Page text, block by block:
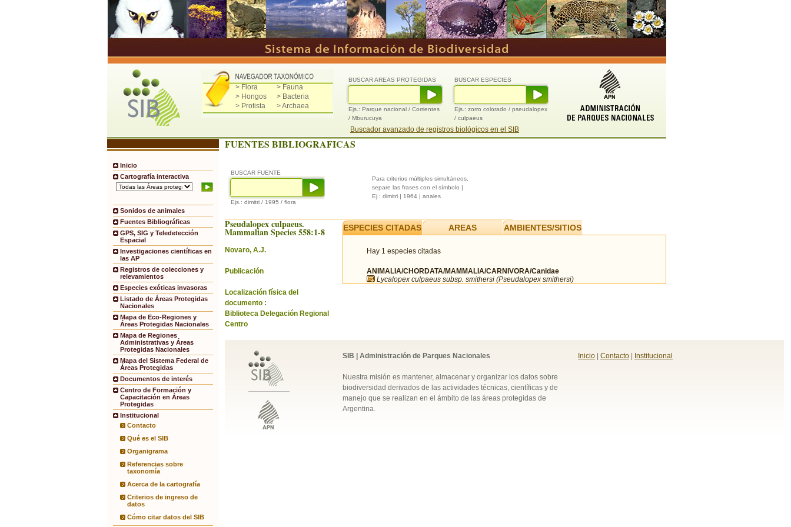
> Flora
> Fauna
> Hongos
> Bacteria
> Protista
> Archaea
BUSCAR ESPECIES
Ejs.: zorro colorado / pseudalopex
/ culpaeus
BUSCAR AREAS PROTEGIDAS
Ejs.: Parque nacional / Corrientes
/ Mburucuya
Buscador avanzado de registros biológicos en el SIB
Inicio
Cartografía interactiva
Sonidos de animales
Fuentes Bibliográficas
GPS, SIG y Teledetección
Espacial
Investigaciones científicas en
las AP
Registros de colecciones y
relevamientos
Especies exóticas invasoras
Listado de Áreas Protegidas
Nacionales
Mapa de Eco-Regiones y
Áreas Protegidas Nacionales
Mapa de Regiones
Administrativas y Áreas
Protegidas Nacionales
Mapa del Sistema Federal de
Áreas Protegidas
Documentos de interés
Centro de Formación y
Capacitación en Áreas
Protegidas
Institucional
Contacto
Qué es el SIB
Organigrama
Referencias sobre
taxonomía
Acerca de la cartografía
Criterios de ingreso de
datos
Cómo citar datos del SIB
FUENTES BIBLIOGRAFICAS
BUSCAR FUENTE
Ejs.: dimitri / 1995 / flora
Para criterios múltiples simultáneos,
separe las frases con el símbolo |
Ej.: dimitri | 1964 | anales
Pseudalopex culpaeus.
Mammalian Species 558:1-8
Novaro, A.J.
Publicación
Localización física del
documento :
Biblioteca Delegación Regional
Centro
ESPECIES CITADAS AREAS AMBIENTES/SITIOS
Hay 1 especies citadas
ANIMALIA/CHORDATA/MAMMALIA/CARNIVORA/Canidae
Lycalopex culpaeus subsp. smithersi (Pseudalopex smithersi)
SIB | Administración de Parques Nacionales
Nuestra misión es mantener, almacenar y organizar los datos sobre
biodiversidad derivados de las actividades técnicas, científicas y de
manejo que se realizan en el ámbito de las áreas protegidas de
Argentina.
Inicio Contacto Institucional